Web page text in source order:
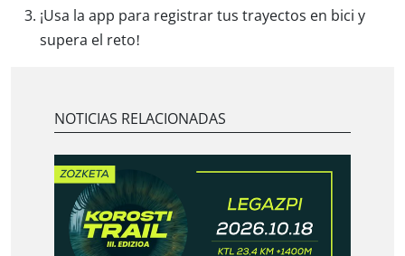
¡Usa la app para registrar tus trayectos en bici y
supera el reto!
NOTICIAS RELACIONADAS